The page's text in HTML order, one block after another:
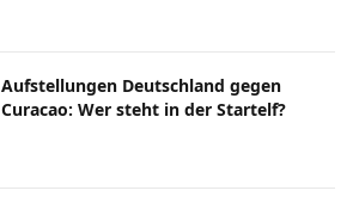
Aufstellungen Deutschland gegen
Curacao: Wer steht in der Startelf?